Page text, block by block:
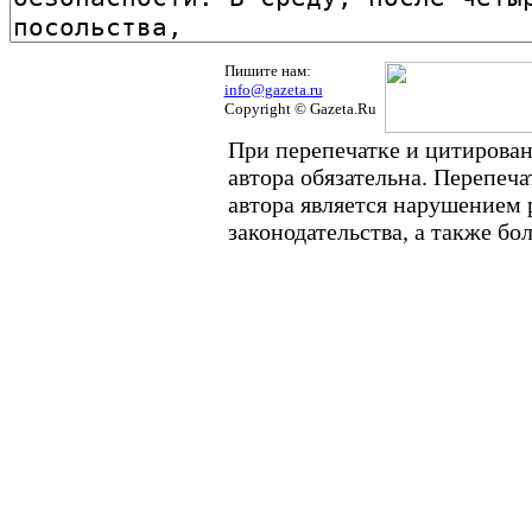
Пишите нам:
info@gazeta.ru
Copyright © Gazeta.Ru
При перепечатке и
автора обязательна.
автора является
законодательства, а также